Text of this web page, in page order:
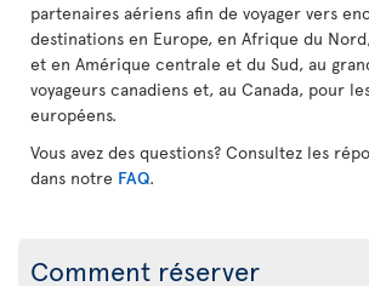
partenaires aériens afin de voyager vers
destinations en Europe, en Afrique du
et en Amérique centrale et du Sud, au
voyageurs canadiens et, au Canada, pour
européens.
Vous avez des questions? Consultez les
dans notre FAQ.
Comment réserver